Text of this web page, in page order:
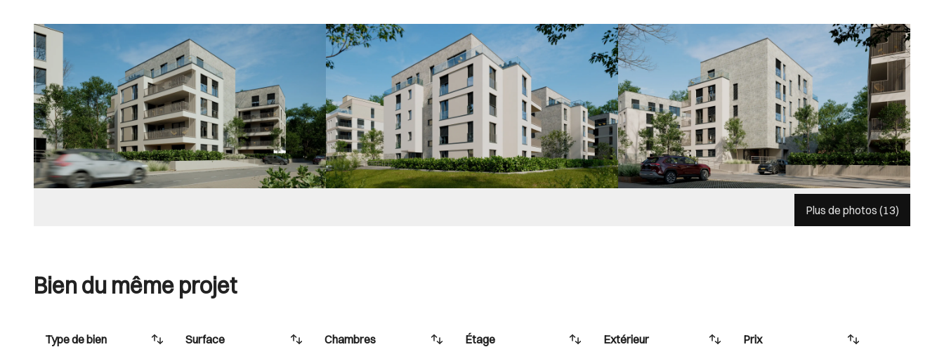
Images Gallery
Plus de photos (13)
Bien du même projet
Type de bien Surface Chambres Étage Extérieur Prix